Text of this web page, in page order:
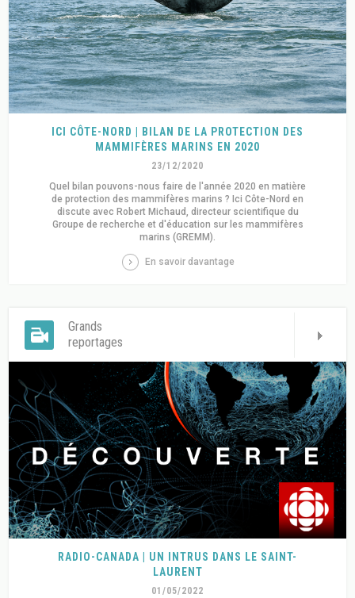
ICI CÔTE-NORD | BILAN DE LA PROTECTION DES
MAMMIFÈRES MARINS EN 2020
23/12/2020
Quel bilan pouvons-nous faire de l'année 2020 en matière
de protection des mammifères marins ? Ici Côte-Nord en
discute avec Robert Michaud, directeur scientifique du
Groupe de recherche et d'éducation sur les mammifères
marins (GREMM).
En savoir davantage
Grands
reportages
RADIO-CANADA | UN INTRUS DANS LE SAINT-
LAURENT
01/05/2022